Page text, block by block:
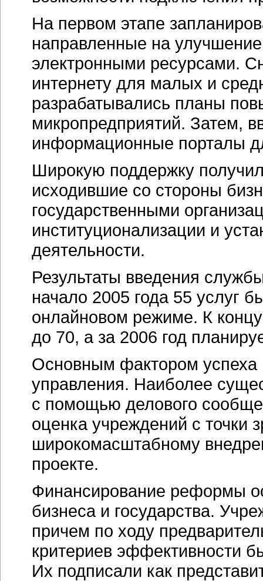
На первом этапе
направленные на
электронными ресурсами.
интернету для малых и
разрабатывались планы
микропредприятий. Затем,
информационные порталы
Широкую поддержку
исходившие со стороны
государственными
институционализации и
деятельности.
Результаты введения
начало 2005 года 55 услуг
онлайновом режиме. К
до 70, а за 2006 год
Основным фактором
управления. Наиболее
с помощью делового
оценка учреждений с точки
широкомасштабному
проекте.
Финансирование реформы
бизнеса и государства.
причем по ходу
критериев эффективности
Их подписали как